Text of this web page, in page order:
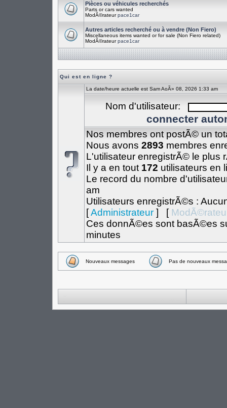
Pièces ou véhicules recherchés
Parts or cars wanted
ModÃ©rateurpace1car
Autres articles recherché ou à vendre (Non Fiero)
Miscellaneous items wanted or for sale (Non Fiero related)
ModÃ©rateurpace1car
Qui est en ligne ?
La date/heure actuelle est Sam AoÃ» 08, 2026 1:33 am
Nom d'utilisateur:
connecter
Nos membres ont postÃ© un
Nous avons 2893 membres
L'utilisateur enregistrÃ© le plus
Il y a en tout 172 utilisateurs en
Le record du nombre
am
Utilisateurs enregistrÃ©s :
[Administrateur] [
Ces donnÃ©es sont basÃ©es
minutes
Nouveaux messages Pas de nouveaux